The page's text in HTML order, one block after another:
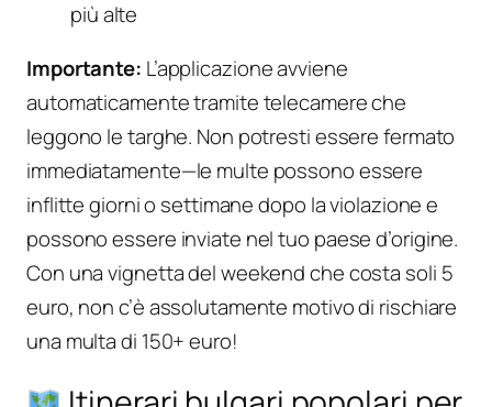
più alte
Importante: L’applicazione avviene
automaticamente tramite telecamere che
leggono le targhe. Non potresti essere fermato
immediatamente—le multe possono essere
inflitte giorni o settimane dopo la violazione e
possono essere inviate nel tuo paese d’origine.
Con una vignetta del weekend che costa soli 5
euro, non c’è assolutamente motivo di rischiare
una multa di 150+ euro!